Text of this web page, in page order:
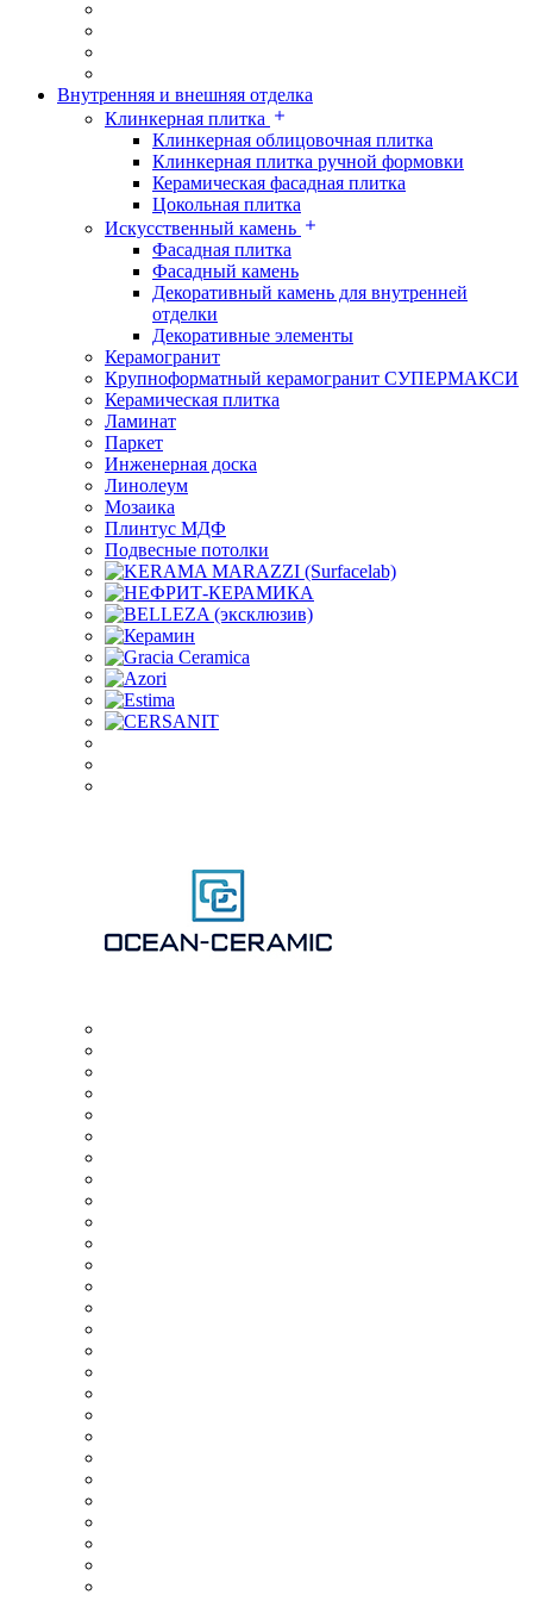
Внутренняя и внешняя отделка
Клинкерная плитка
Клинкерная облицовочная плитка
Клинкерная плитка ручной формовки
Керамическая фасадная плитка
Цокольная плитка
Искусственный камень
Фасадная плитка
Фасадный камень
Декоративный камень для внутренней
отделки
Декоративные элементы
Керамогранит
Крупноформатный керамогранит СУПЕРМАКСИ
Керамическая плитка
Ламинат
Паркет
Инженерная доска
Линолеум
Мозаика
Плинтус МДФ
Подвесные потолки